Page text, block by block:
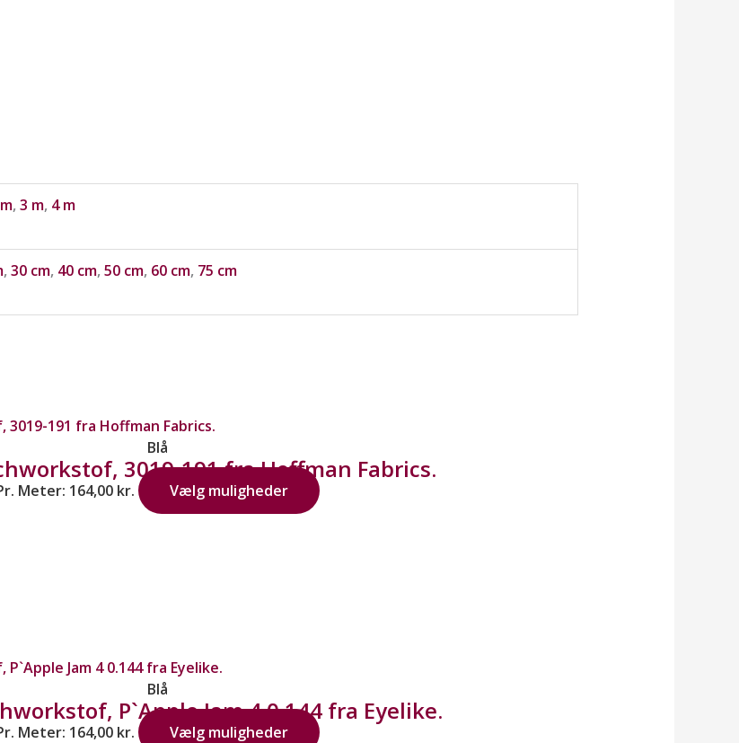
, 3 m, 4 m
, 30 cm, 40 cm, 50 cm, 60 cm, 75 cm
Blå
3019-191 fra Hoffman Fabrics.
Meter: 164,00 kr. Vælg muligheder
Blå
P`Apple Jam 4 0.144 fra Eyelike.
Meter: 164,00 kr. Vælg muligheder